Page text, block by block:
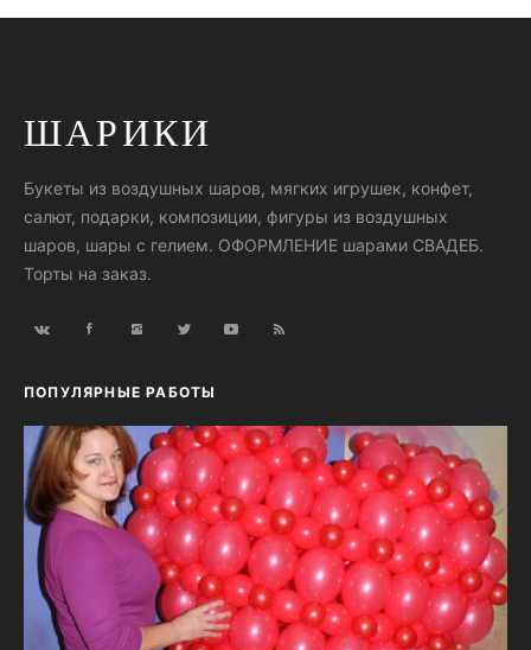
ШАРИКИ
Букеты из воздушных шаров, мягких игрушек, конфет,
салют, подарки, композиции, фигуры из воздушных
шаров, шары с гелием. ОФОРМЛЕНИЕ шарами СВАДЕБ.
Торты на заказ.
ПОПУЛЯРНЫЕ РАБОТЫ